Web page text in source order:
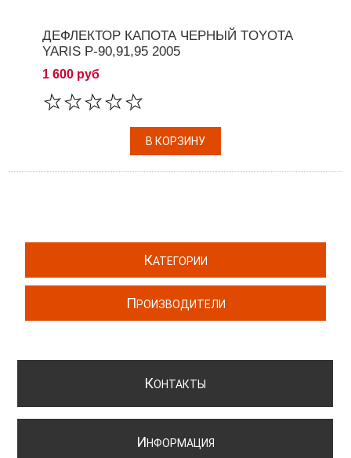
ДЕФЛЕКТОР КАПОТА ЧЕРНЫЙ TOYOTA
YARIS P-90,91,95 2005
1 600 руб
КАТЕГОРИИ
ПРОИЗВОДИТЕЛИ
КОНТАКТЫ
ИНФОРМАЦИЯ